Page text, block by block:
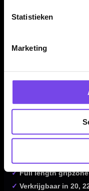
Statistieken
Marketing
Kenmerken van de
Dartpijlen
✓ Gemaakt van 85%
Parallel
✓ Buttress grooves
✓ Tapered barrelneus
Centre weighted
✓ Full length gripzone
✓ Verkrijgbaar in 20,